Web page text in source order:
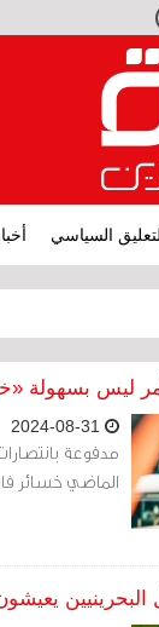
السياسي
ليس بسهولة
الماضي خسائر